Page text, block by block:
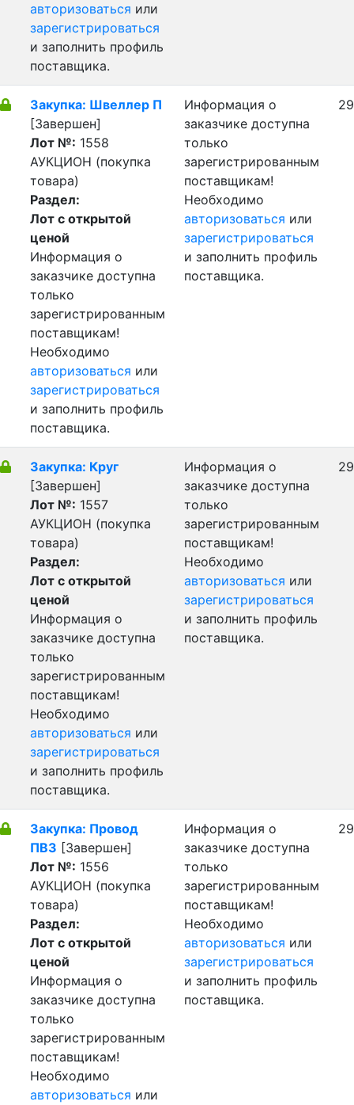
авторизоваться или
зарегистрироваться
и заполнить профиль
поставщика.
Закупка: Швеллер П
[Завершен]
Лот №: 1558
АУКЦИОН (покупка
товара)
Раздел:
Лот с открытой
ценой
Информация о
заказчике доступна
только
зарегистрированным
поставщикам!
Необходимо
авторизоваться или
зарегистрироваться
и заполнить профиль
поставщика.
Информация о
заказчике доступна
только
зарегистрированным
поставщикам!
Необходимо
авторизоваться или
зарегистрироваться
и заполнить профиль
поставщика.
Закупка: Круг
[Завершен]
Лот №: 1557
АУКЦИОН (покупка
товара)
Раздел:
Лот с открытой
ценой
Информация о
заказчике доступна
только
зарегистрированным
поставщикам!
Необходимо
авторизоваться или
зарегистрироваться
и заполнить профиль
поставщика.
Информация о
заказчике доступна
только
зарегистрированным
поставщикам!
Необходимо
авторизоваться или
зарегистрироваться
и заполнить профиль
поставщика.
Закупка: Провод
ПВ3 [Завершен]
Лот №: 1556
АУКЦИОН (покупка
товара)
Раздел:
Лот с открытой
ценой
Информация о
заказчике доступна
только
зарегистрированным
поставщикам!
Необходимо
авторизоваться или
Информация о
заказчике доступна
только
зарегистрированным
поставщикам!
Необходимо
авторизоваться или
зарегистрироваться
и заполнить профиль
поставщика.